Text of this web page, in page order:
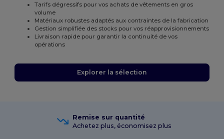
Tarifs dégressifs pour vos achats de vêtements en gros
volume
Matériaux robustes adaptés aux contraintes de la fabrication
Gestion simplifiée des stocks pour vos réapprovisionnements
Livraison rapide pour garantir la continuité de vos
opérations
Explorer la sélection
Remise sur quantité
Achetez plus, économisez plus